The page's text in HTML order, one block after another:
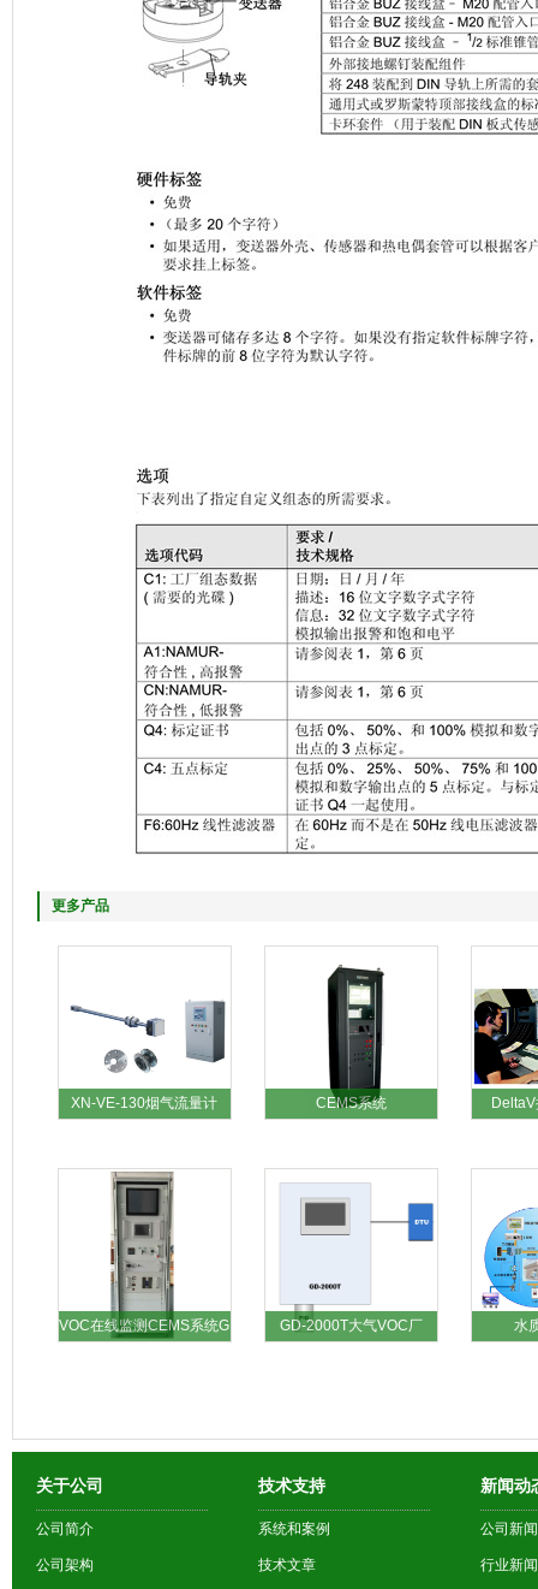
更多产品
XN-VE-130烟气流量计 CEMS系统
VOC在线监测CEMS系统G GD-2000T大气VOC厂 水
关于公司
公司简介
公司架构
技术支持
系统和案例
技术文章
新闻动
公司新闻
行业新闻